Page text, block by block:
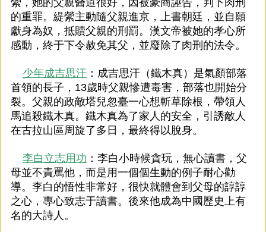
的重罪。緹縈主動隨父親進京，上書朝廷，並自願
獻身為奴，抵贖父親的刑罰。漢文帝被她的孝心所
感動，終于下令赦免其父，並廢除了肉刑的法令。
少年成吉思汗 ：成吉思汗（鐵木真）是氣顏部落
首領的長子，13歲時父親慘遭毒害，部落也開始分
裂。父親的政敵塔兒忽臺一心想斬草除根，帶領人
馬追殺鐵木真。鐵木真為了家人的安全，引誘敵人
在古拉山區周旋了多日，最終得以脫身。
李白立志用功 ：李白小時候貪玩，無心讀書，父
母並不責罵他，而是用一個個生動的例子耐心勸
導。李白的悟性非常好，很快就體會到父母的諄諄
之心，專心致志于讀書。後來他成為中國歷史上有
名的大詩人。